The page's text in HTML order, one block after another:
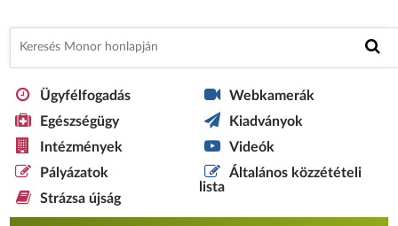
Ügyfélfogadás
Egészségügy
Intézmények
Pályázatok
Strázsa újság
Webkamerák
Kiadványok
Videók
Általános közzétételi
lista